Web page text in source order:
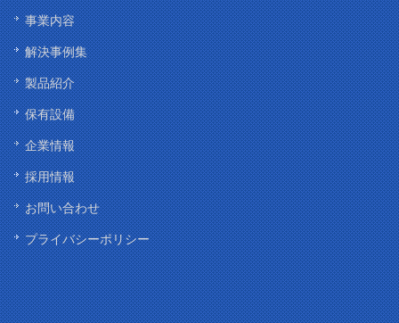
事業内容
解決事例集
製品紹介
保有設備
企業情報
採用情報
お問い合わせ
プライバシーポリシー